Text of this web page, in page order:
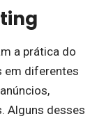
a prática do
em diferentes
Alguns desses